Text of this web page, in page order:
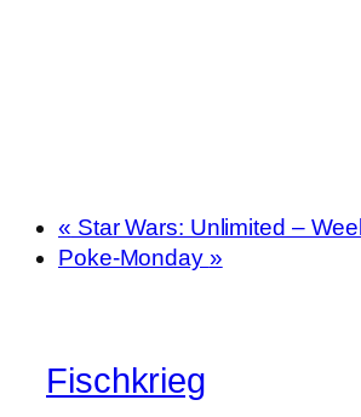
« Star Wars: Unlimited –
Poke-Monday »
Fischkrieg